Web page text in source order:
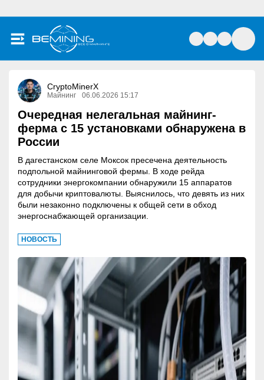
CryptoMinerX
Майнинг 06.06.2026 15:17
Очередная нелегальная майнинг-
ферма с 15 установками обнаружена в
России
В дагестанском селе Моксок пресечена деятельность
подпольной майнинговой фермы. В ходе рейда
сотрудники энергокомпании обнаружили 15 аппаратов
для добычи криптовалюты. Выяснилось, что девять из них
были незаконно подключены к общей сети в обход
энергоснабжающей организации.
НОВОСТЬ